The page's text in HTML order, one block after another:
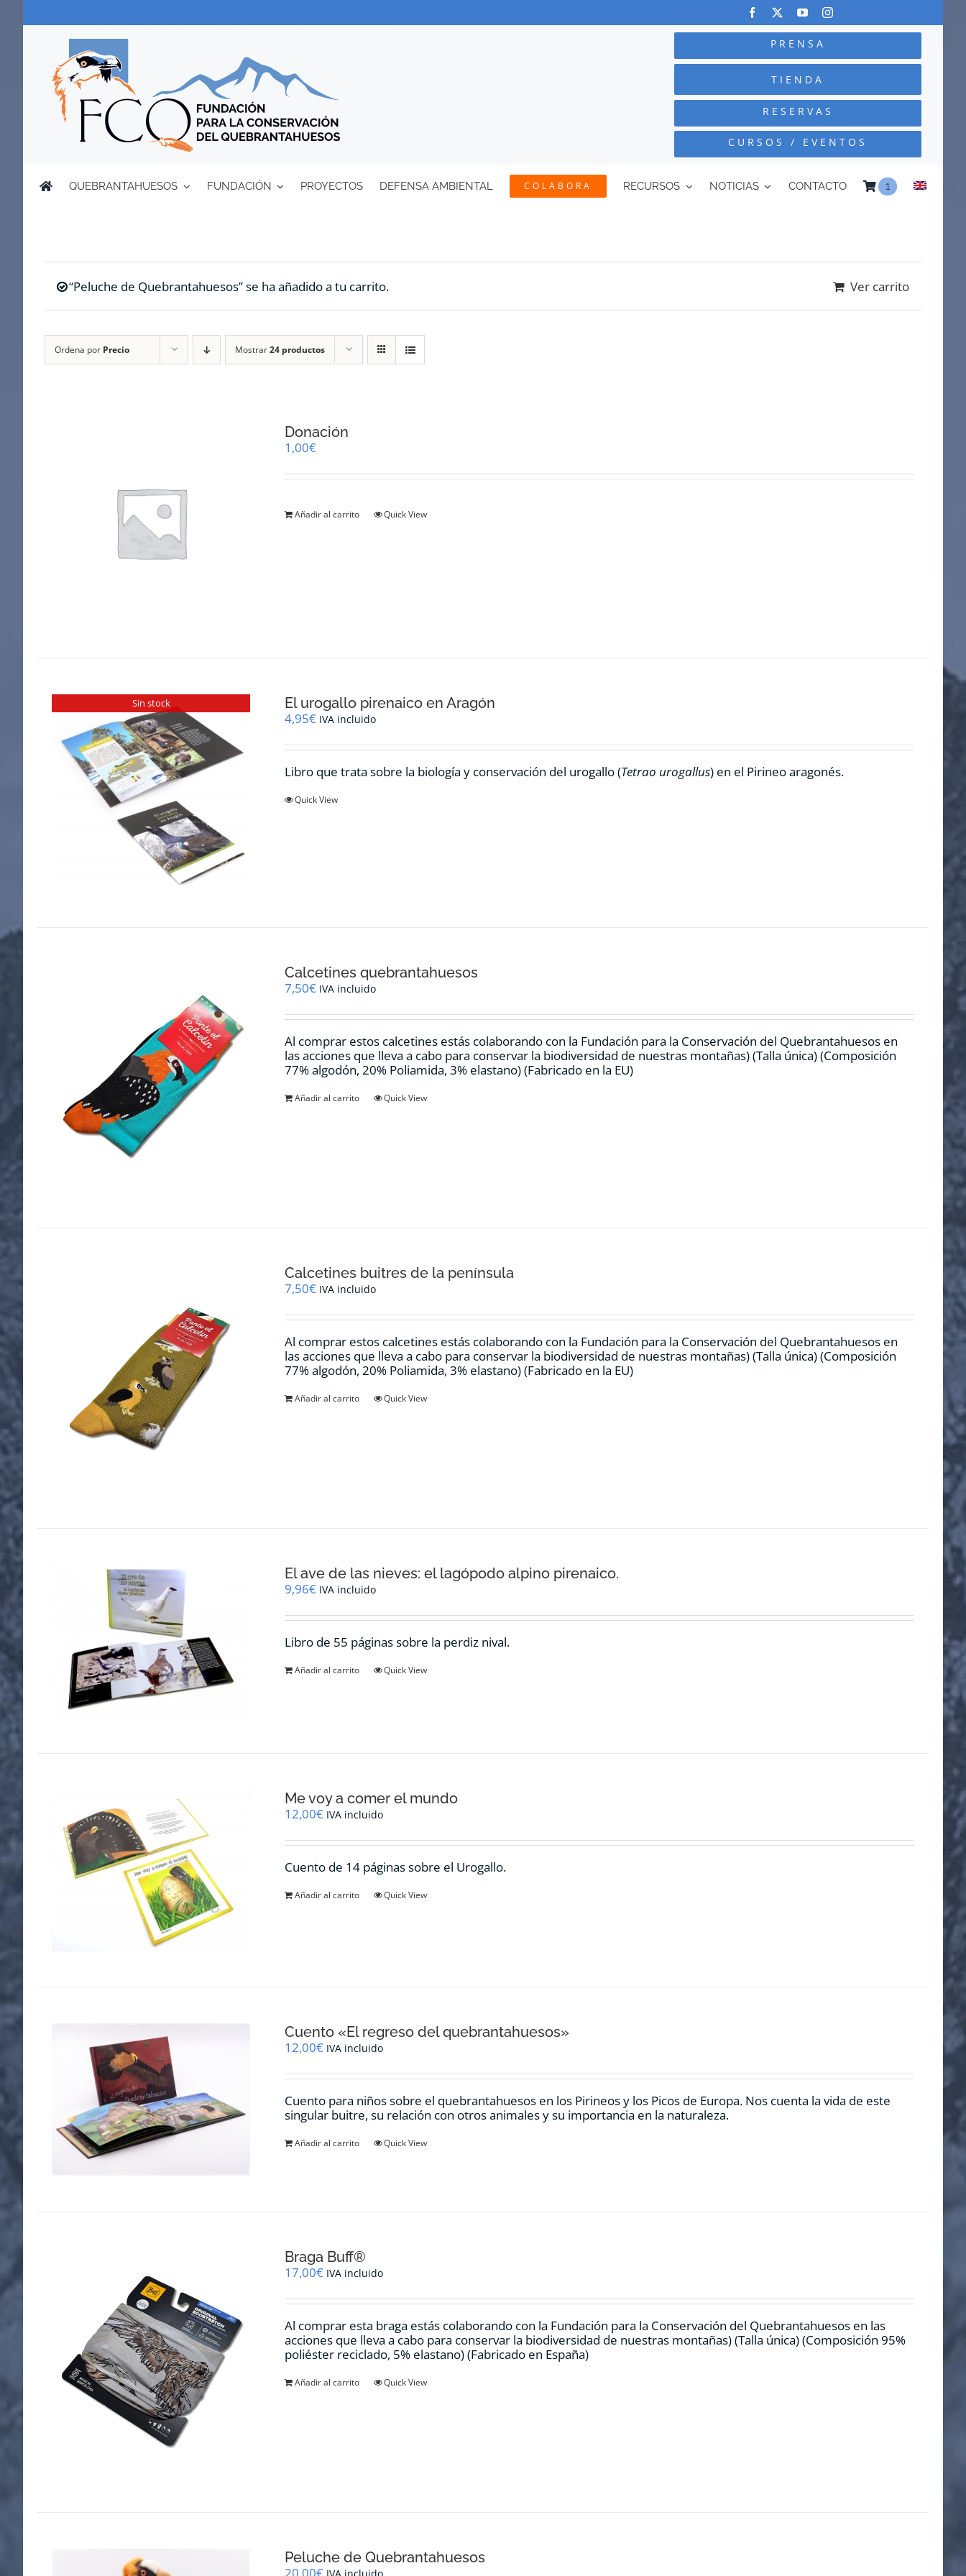
PRENSA
TIENDA
RESERVAS
CURSOS / EVENTOS
QUEBRANTAHUESOS FUNDACIÓN PROYECTOS DEFENSA AMBIENTAL COLABORA RECURSOS NOTICIAS CONTACTO 1
“Peluche de Quebrantahuesos” se ha añadido a tu carrito. Ver carrito
Ordena por Precio Mostrar24 productos
Donación
1,00€
Añadir al carrito Quick View
Sin stock El urogallo pirenaico en Aragón
4,95€ IVA incluido
Libro que trata sobre la biología y conservación del urogallo (Tetrao urogallus) en el Pirineo aragonés.
Quick View
Calcetines quebrantahuesos
7,50€ IVA incluido
Al comprar estos calcetines estás colaborando con la Fundación para la Conservación del Quebrantahuesos en
las acciones que lleva a cabo para conservar la biodiversidad de nuestras montañas) (Talla única) (Composición
77% algodón, 20% Poliamida, 3% elastano) (Fabricado en la EU)
Añadir al carrito Quick View
Calcetines buitres de la península
7,50€ IVA incluido
Al comprar estos calcetines estás colaborando con la Fundación para la Conservación del Quebrantahuesos en
las acciones que lleva a cabo para conservar la biodiversidad de nuestras montañas) (Talla única) (Composición
77% algodón, 20% Poliamida, 3% elastano) (Fabricado en la EU)
Añadir al carrito Quick View
El ave de las nieves: el lagópodo alpino pirenaico.
9,96€ IVA incluido
Libro de 55 páginas sobre la perdiz nival.
Añadir al carrito Quick View
Me voy a comer el mundo
12,00€ IVA incluido
Cuento de 14 páginas sobre el Urogallo.
Añadir al carrito Quick View
Cuento «El regreso del quebrantahuesos»
12,00€ IVA incluido
Cuento para niños sobre el quebrantahuesos en los Pirineos y los Picos de Europa. Nos cuenta la vida de este
singular buitre, su relación con otros animales y su importancia en la naturaleza.
Añadir al carrito Quick View
Braga Buff®
17,00€ IVA incluido
Al comprar esta braga estás colaborando con la Fundación para la Conservación del Quebrantahuesos en las
acciones que lleva a cabo para conservar la biodiversidad de nuestras montañas) (Talla única) (Composición 95%
poliéster reciclado, 5% elastano) (Fabricado en España)
Añadir al carrito Quick View
Peluche de Quebrantahuesos